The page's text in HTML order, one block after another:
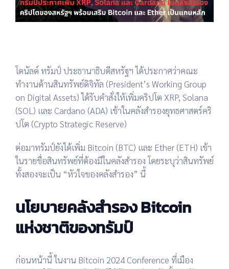
โดนัลด์ ทรัมป์ ประธานาธิบดีสหรัฐฯ ได้ประกาศว่าคณะ
ทำงานด้านสินทรัพย์ดิจิทัล (President’s Working Group
on Digital Assets)ได้รับคำสั่งให้เพิ่มคริปโต XRP, Solana
(SOL) และ Cardano (ADA) เข้าในคลังสำรองยุทธศาสตร์คริ
ปโต (Crypto Strategic Reserve)
ต่อมาทรัมป์ยังได้เพิ่ม Bitcoin (BTC) และ Ether (ETH) เข้า
ในรายชื่อสินทรัพย์ที่ต้องมีในคลังสำรอง โดยระบุว่าสินทรัพย์
ทั้งสองจะเป็น “หัวใจของคลังสำรอง” นี้
นโยบายคลังสำรอง Bitcoin
แห่งชาติของทรัมป์
ก่อนหน้านี้ ในงาน Bitcoin 2024 Conference ที่เมือง